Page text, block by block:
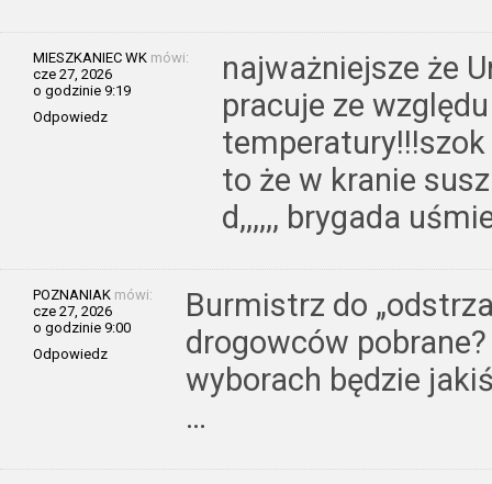
MIESZKANIEC WK mówi:
cze 27, 2026
o godzinie 9:19
Odpowiedz
najważniejsze że
pracuje ze
to że w kranie
d,,,,,, brygada
POZNANIAK mówi:
cze 27, 2026
o godzinie 9:00
Odpowiedz
Burmistrz do
drogowców
wyborach będzie
…